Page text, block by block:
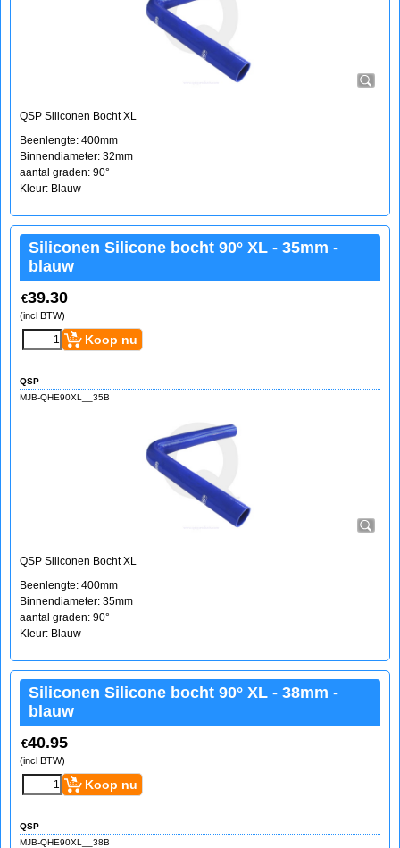
QSP Siliconen Bocht XL
Beenlengte: 400mm
Binnendiameter: 32mm
aantal graden: 90°
Kleur: Blauw
Siliconen Silicone bocht 90° XL - 35mm -
blauw
€39.30
(incl BTW)
Koop nu
QSP
MJB-QHE90XL__35B
QSP Siliconen Bocht XL
Beenlengte: 400mm
Binnendiameter: 35mm
aantal graden: 90°
Kleur: Blauw
Siliconen Silicone bocht 90° XL - 38mm -
blauw
€40.95
(incl BTW)
Koop nu
QSP
MJB-QHE90XL__38B